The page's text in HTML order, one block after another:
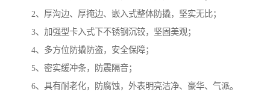
2、厚沟边、厚掩边、嵌入式整体防撬，坚实无比；
3、加强型卡入式下不锈钢沉铰，坚固美观；
4、多方位防撬防盗，安全保障；
5、密实缓冲条，防震隔音；
6、具有耐老化，防腐蚀，外表明亮洁净、豪华、气派。